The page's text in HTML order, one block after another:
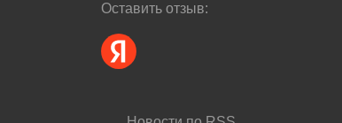
Оставить отзыв: